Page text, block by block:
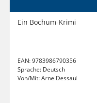
Ein Bochum-Krimi
EAN:9783986790356
Sprache: Deutsch
Von/Mit:Arne Dessaul